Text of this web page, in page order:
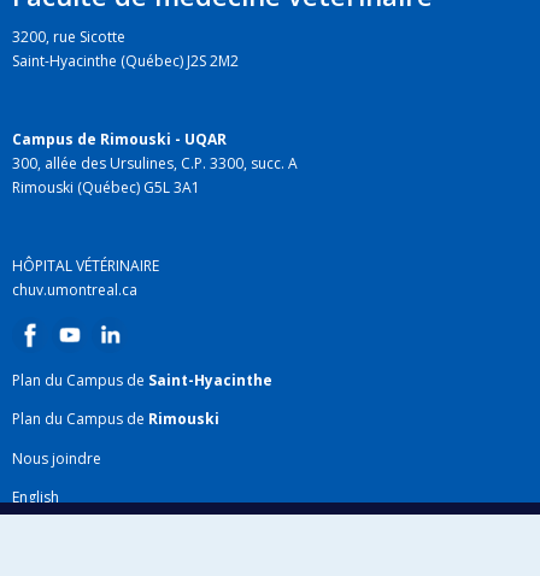
3200, rue Sicotte
Saint-Hyacinthe (Québec) J2S 2M2
Campus de Rimouski - UQAR
300, allée des Ursulines, C.P. 3300, succ. A
Rimouski (Québec) G5L 3A1
HÔPITAL VÉTÉRINAIRE
chuv.umontreal.ca
Plan du Campus de Saint-Hyacinthe
Plan du Campus de Rimouski
Nous joindre
English